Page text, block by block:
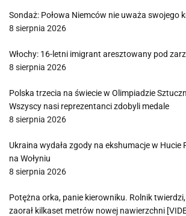
Sondaż: Połowa Niemców nie uważa swojego
8 sierpnia 2026
Włochy: 16-letni imigrant aresztowany pod
8 sierpnia 2026
Polska trzecia na świecie w Olimpiadzie
Wszyscy nasi reprezentanci zdobyli medale
8 sierpnia 2026
Ukraina wydała zgody na ekshumacje w Hucie
na Wołyniu
8 sierpnia 2026
Potężna orka, panie kierowniku. Rolnik
zaorał kilkaset metrów nowej nawierzchni